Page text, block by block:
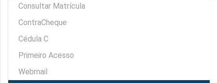
Consultar Matrícula
ContraCheque
Cédula C
Primeiro Acesso
Webmail